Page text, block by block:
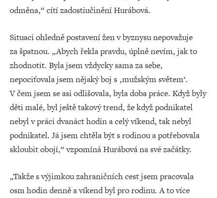
odměna,“ cítí zadostiučinění Hurábová.
Situaci ohledně postavení žen v byznysu nepovažuje
za špatnou. „Abych řekla pravdu, úplně nevím, jak to
zhodnotit. Byla jsem vždycky sama za sebe,
nepociťovala jsem nějaký boj s ‚mužským světem‘.
V čem jsem se asi odlišovala, byla doba práce. Když byly
děti malé, byl ještě takový trend, že když podnikatel
nebyl v práci dvanáct hodin a celý víkend, tak nebyl
podnikatel. Já jsem chtěla být s rodinou a potřebovala
skloubit obojí,“ vzpomíná Hurábová na své začátky.
„Takže s výjimkou zahraničních cest jsem pracovala
osm hodin denně a víkend byl pro rodinu. A to více